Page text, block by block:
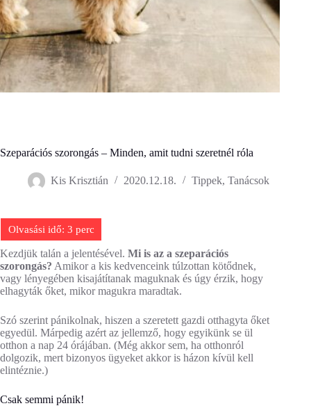
Szeparációs szorongás – Minden, amit tudni szeretnél róla
Kis Krisztián 2020.12.18. Tippek, Tanácsok
Kezdjük talán a jelentésével. Mi is az a szeparációs
szorongás? Amikor a kis kedvenceink túlzottan kötődnek,
vagy lényegében kisajátítanak maguknak és úgy érzik, hogy
elhagyták őket, mikor magukra maradtak.
Szó szerint pánikolnak, hiszen a szeretett gazdi otthagyta őket
egyedül. Márpedig azért az jellemző, hogy egyikünk se ül
otthon a nap 24 órájában. (Még akkor sem, ha otthonról
dolgozik, mert bizonyos ügyeket akkor is házon kívül kell
elintéznie.)
Csak semmi pánik!